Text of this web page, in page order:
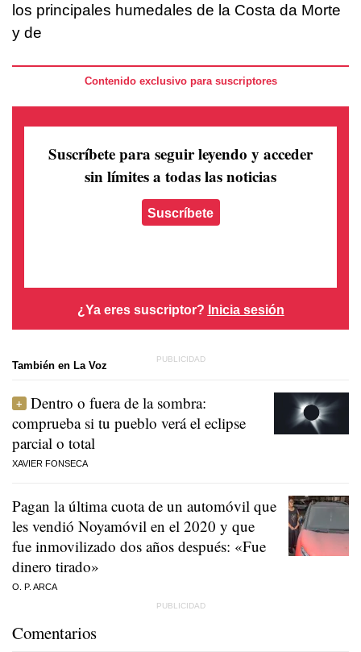
los principales humedales de la Costa da Morte
y de
Contenido exclusivo para suscriptores
Suscríbete para seguir leyendo y acceder
sin límites a todas las noticias
Suscríbete
¿Ya eres suscriptor? Inicia sesión
También en La Voz
Dentro o fuera de la sombra:
comprueba si tu pueblo verá el eclipse
parcial o total
XAVIER FONSECA
Pagan la última cuota de un automóvil que
les vendió Noyamóvil en el 2020 y que
fue inmovilizado dos años después: «Fue
dinero tirado»
O. P. ARCA
Comentarios